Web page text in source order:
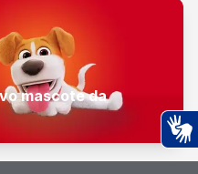
mascote da